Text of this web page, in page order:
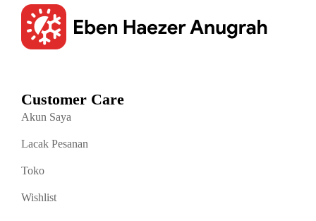
Customer Care
Akun Saya
Lacak Pesanan
Toko
Wishlist